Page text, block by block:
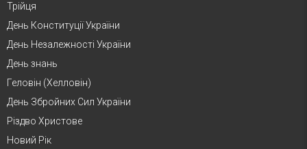
Трійця
День Конституції України
День Незалежності України
День знань
Геловін (Хелловін)
День Збройних Сил України
Різдво Христове
Новий Рік